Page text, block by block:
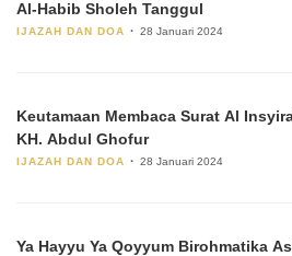
Al-Habib Sholeh Tanggul
IJAZAH DAN DOA 28 Januari 2024
Keutamaan Membaca Surat Al
KH. Abdul Ghofur
IJAZAH DAN DOA 28 Januari 2024
Ya Hayyu Ya Qoyyum Birohmatika